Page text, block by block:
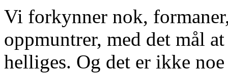
Vi forkynner nok,
oppmuntrer, med det mål
helliges. Og det er ikke